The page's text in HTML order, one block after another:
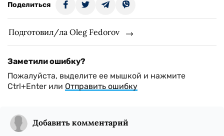
Поделиться
Подготовил/ла Oleg Fedorov
Заметили ошибку?
Пожалуйста, выделите ее мышкой и нажмите
Ctrl+Enter или Отправить ошибку
Добавить комментарий